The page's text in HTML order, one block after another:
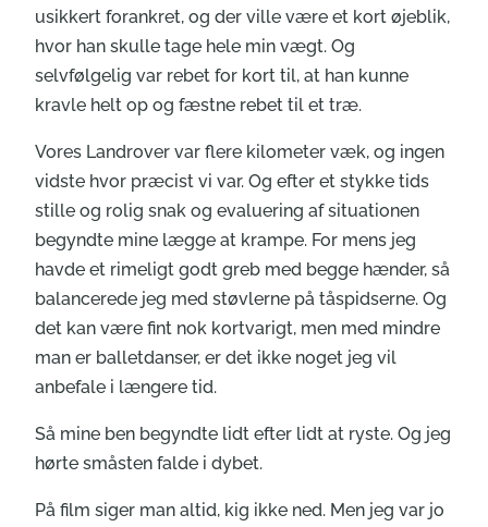
usikkert forankret, og der ville være et kort øjeblik,
hvor han skulle tage hele min vægt. Og
selvfølgelig var rebet for kort til, at han kunne
kravle helt op og fæstne rebet til et træ.
Vores Landrover var flere kilometer væk, og ingen
vidste hvor præcist vi var. Og efter et stykke tids
stille og rolig snak og evaluering af situationen
begyndte mine lægge at krampe. For mens jeg
havde et rimeligt godt greb med begge hænder, så
balancerede jeg med støvlerne på tåspidserne. Og
det kan være fint nok kortvarigt, men med mindre
man er balletdanser, er det ikke noget jeg vil
anbefale i længere tid.
Så mine ben begyndte lidt efter lidt at ryste. Og jeg
hørte småsten falde i dybet.
På film siger man altid, kig ikke ned. Men jeg var jo